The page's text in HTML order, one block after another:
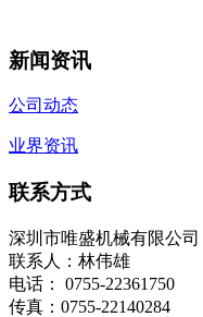
新闻资讯
公司动态
业界资讯
联系方式
深圳市唯盛机械有限公司
联系人：林伟雄
电话： 0755-22361750
传真：0755-22140284